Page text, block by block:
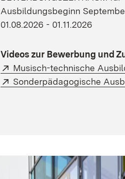
Ausbildungsbeginn
01.08.2026 - 01.11.2026
Videos zur Bewerbung und
Extern:
Musisch-technische
Extern:
Sonderpädagogische